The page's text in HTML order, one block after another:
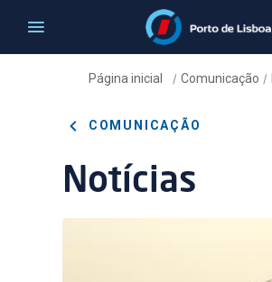
Página inicial / Comunicação /
COMUNICAÇÃO
Notícias